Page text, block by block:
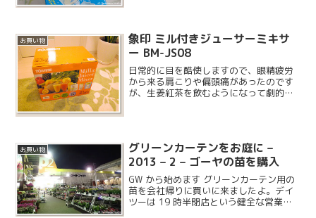
らは豪快にガリガ...
お買い物
象印 ミル付きジューサーミキサ
ー BM-JS08
日常的に目を酷使しますので、眼精疲労
から来る肩こりや偏頭痛があったのです
が、生姜紅茶を飲むようになって劇的に
お買い物
グリーンカーテンをお庭に –
2013 – 2 – ゴーヤの苗を購入
GW から始めます グリーンカーテン用の
苗を会社帰りに買いに来ましたよ。デイ
ツーは 19 時半閉店という健全な営業時